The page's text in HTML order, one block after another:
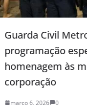
promove
da